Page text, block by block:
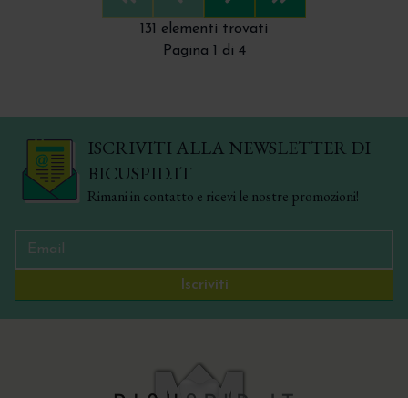
First Previous
131 elementi trovati
Pagina 1 di 4
NextLast
ISCRIVITI ALLA NEWSLETTER DI
BICUSPID.IT
Rimani in contatto e ricevi le nostre promozioni!
Iscriviti